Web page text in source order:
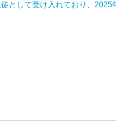
として受け入れており、2025